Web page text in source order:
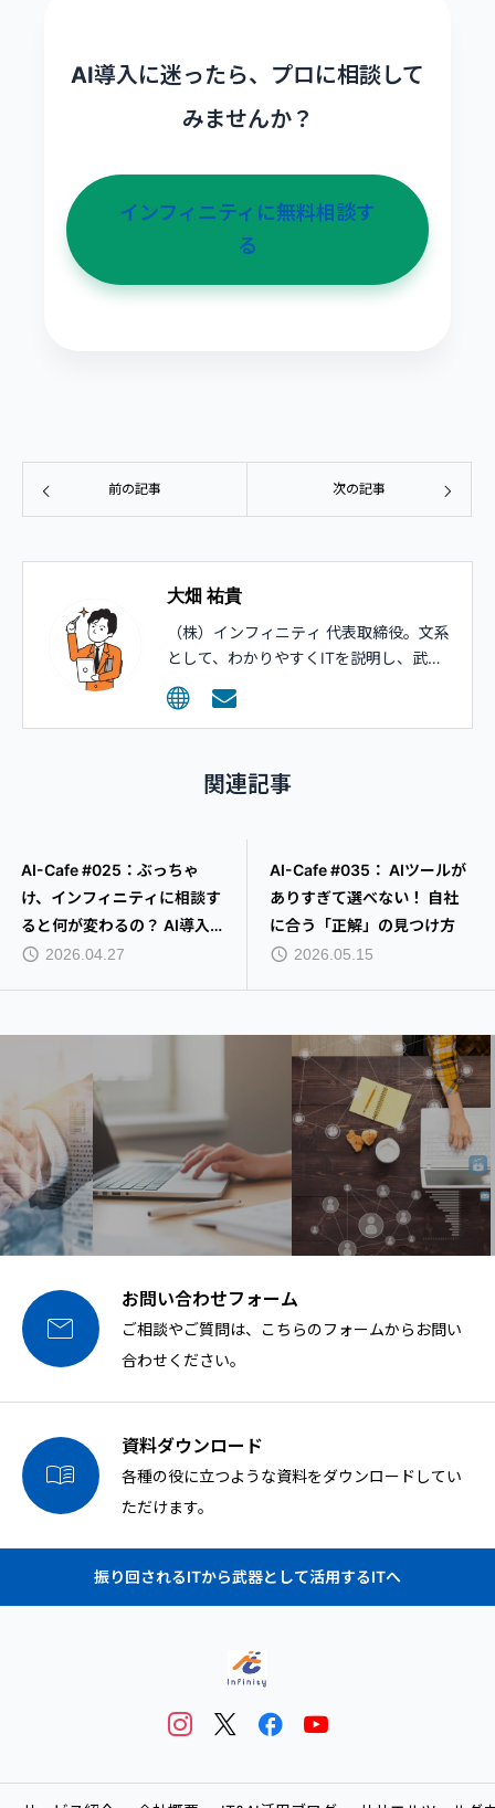
AI導入に迷ったら、プロに相談して
みませんか？
インフィニティに無料相談す
る
前の記事 次の記事
大畑 祐貴
（株）インフィニティ 代表取締役。文系
として、わかりやすくITを説明し、武器
として活用してもらうコンサルティング
を行っています。
関連記事
AI-Cafe #025：ぶっちゃ
け、インフィニティに相談す
ると何が変わるの？ AI導入
の「本当のゴール」を語りま
2026.04.27
AI-Cafe #035： AIツールが
ありすぎて選べない！ 自社
に合う「正解」の見つけ方
2026.05.15

お問い合わせフォーム
ご相談やご質問は、こちらのフォームからお問い
合わせください。

資料ダウンロード
各種の役に立つような資料をダウンロードしてい
ただけます。
振り回されるITから武器として活用するITへ